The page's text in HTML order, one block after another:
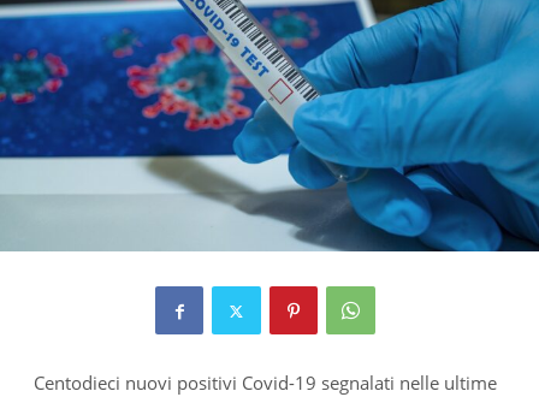
Centodieci nuovi positivi Covid-19 segnalati nelle ultime